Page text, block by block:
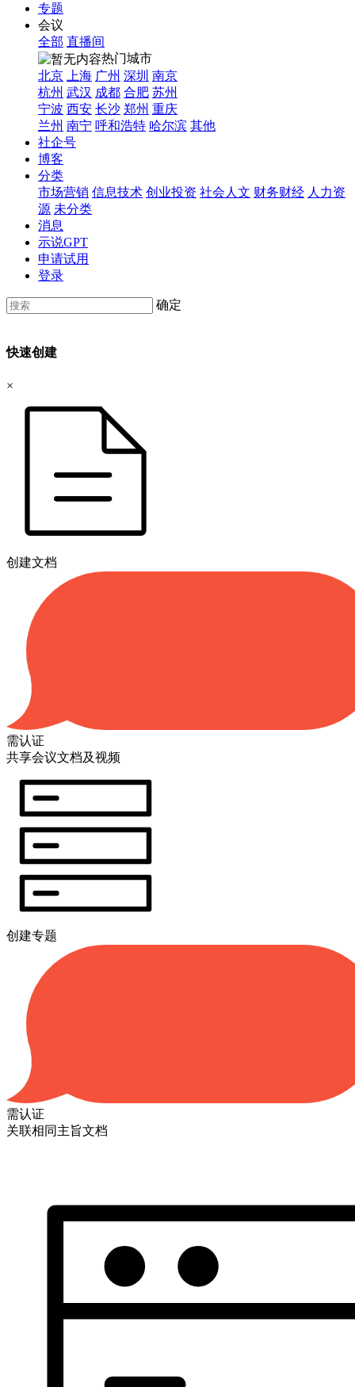
专题
会议
全部 直播间
热门城市
北京
上海 广州 深圳 南京
杭州 武汉 成都 合肥 苏州
宁波 西安 长沙 郑州 重庆
兰州 南宁 呼和浩特 哈尔滨 其他
社企号
博客
分类
市场营销 信息技术 创业投资 社会人文 财务财经 人力资
源 未分类
消息
示说GPT
申请试用
登录
确定
快速创建
×
创建文档
需认证
共享会议文档及视频
创建专题
需认证
关联相同主旨文档